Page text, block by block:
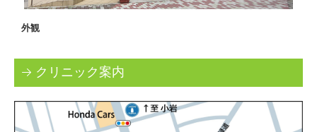
外観
クリニック案内